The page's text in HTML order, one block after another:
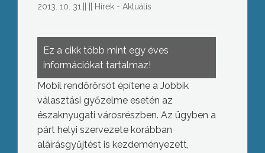
2013. 10. 31. Hírek - Aktuális
Ez a cikk több mint egy éves
információkat tartalmaz!
Mobil rendőrőrsöt építene a Jobbik
választási győzelme esetén az
északnyugati városrészben. Az ügyben a
párt helyi szervezete korábban
aláírásgyűjtést is kezdeményezett,